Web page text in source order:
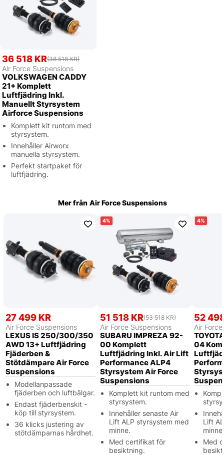
36 518 KR(38 518 KR)
Air Force Suspensions
VOLKSWAGEN CADDY
21+ Komplett
Luftfjädring Inkl.
Manuellt Styrsystem
Airforce Suspensions
Komplett kit runtom med
styrsystem.
Innehåller Airworx
manuella styrsystem.
Perfekt startpaket för
luftfjädring.
Mer från Air Force Suspensions
27 499 KR
Air Force Suspensions
LEXUS IS 250/300/350
AWD 13+ Luftfjädring
Fjäderben &
Stötdämpare Air Force
Suspensions
Modellanpassade
fjäderben och luftbälgar.
Endast fjäderbenskit -
köp till styrsystem.
36 klicks justering av
stötdämparnas hårdhet.
4
51 518 KR(53 518 KR)
Air Force Suspensions
SUBARU IMPREZA 92-
00 Komplett
Luftfjädring Inkl. Air Lift
Performance ALP4
Styrsystem Air Force
Suspensions
Komplett kit runtom med
styrsystem.
Innehåller senaste Air
Lift ALP styrsystem med
minne.
Med certifikat för
besiktning.
4
52
Air
04
Lift
Med